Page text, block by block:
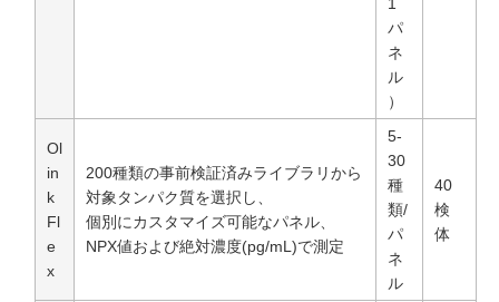
1
パ
ネ
ル
）
Ol
in
k
Fl
e
x
200種類の事前検証済みライブラリから
対象タンパク質を選択し、
個別にカスタマイズ可能なパネル、
NPX値および絶対濃度(pg/mL)で測定
5-
30
種
類/
パ
ネ
ル
40
検
体